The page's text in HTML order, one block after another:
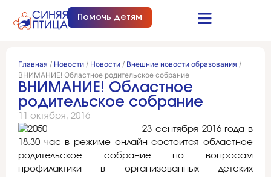
Помочь детям
Главная / Новости / Новости / Внешние новости образования /
ВНИМАНИЕ! Областное родительское собрание
ВНИМАНИЕ! Областное
родительское собрание
11 октября, 2016
23 сентября 2016 года в
18.30 час в режиме онлайн состоится областное
родительское собрание по вопросам
профилактики в организованных детских